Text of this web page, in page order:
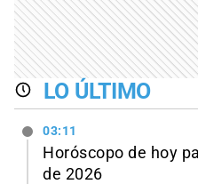
LO ÚLTIMO
03:11
Horóscopo de hoy
de 2026